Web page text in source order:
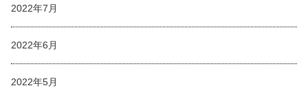
2022年7月
2022年6月
2022年5月